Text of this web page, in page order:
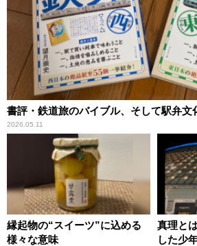
書評・鉄道旅のバイブル、そして駅弁文
2026.05.11
縁起物の“スイーツ”に込める
様々な意味
真理と
した少